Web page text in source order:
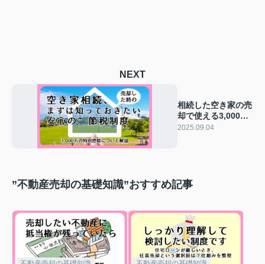
NEXT
相続した空き家の売
却で使える3,000万
円特別控除とは？碧
2025.09.04
”不動産売却の基礎知識”おすすめ記事